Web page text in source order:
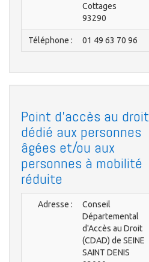
Cottages
93290
Téléphone : 01 49 63 70 96
Point d'accès au droit
dédié aux personnes
âgées et/ou aux
personnes à mobilité
réduite
Adresse :
Conseil
Départemental
d'Accès au Droit
(CDAD) de SEINE
SAINT DENIS